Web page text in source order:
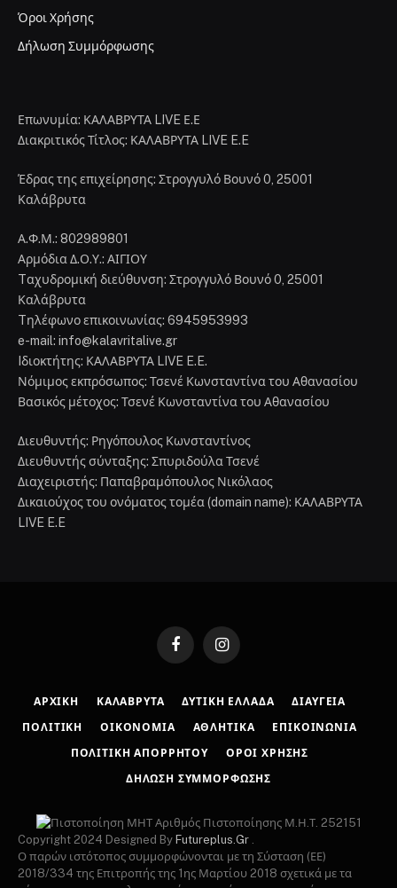
Όροι Χρήσης
Δήλωση Συμμόρφωσης
Επωνυμία: ΚΑΛΑΒΡΥΤΑ LIVE Ε.Ε
Διακριτικός Τίτλος: ΚΑΛΑΒΡΥΤΑ LIVE E.E
Έδρας της επιχείρησης: Στρογγυλό Βουνό 0, 25001
Καλάβρυτα
Α.Φ.Μ.: 802989801
Αρμόδια Δ.Ο.Υ.: ΑΙΓΙΟΥ
Tαχυδρομική διεύθυνση: Στρογγυλό Βουνό 0, 25001
Καλάβρυτα
Tηλέφωνο επικοινωνίας: 6945953993
e-mail: info@kalavritalive.gr
Iδιοκτήτης: ΚΑΛΑΒΡΥΤΑ LIVE E.E.
Νόμιμος εκπρόσωπος: Τσενέ Κωνσταντίνα του Αθανασίου
Βασικός μέτοχος: Τσενέ Κωνσταντίνα του Αθανασίου
Διευθυντής: Ρηγόπουλος Κωνσταντίνος
Διευθυντής σύνταξης: Σπυριδούλα Τσενέ
Διαχειριστής: Παπαβραμόπουλος Νικόλαος
Δικαιούχος του ονόματος τομέα (domain name): ΚΑΛΑΒΡΥΤΑ
LIVE E.E
FacebookInstagram
ΑΡΧΙΚΉ ΚΑΛΆΒΡΥΤΑ ΔΥΤΙΚΉ ΕΛΛΆΔΑ ΔΙΑΎΓΕΙΑ
ΠΟΛΙΤΙΚΉ ΟΙΚΟΝΟΜΊΑ ΑΘΛΗΤΙΚΆ ΕΠΙΚΟΙΝΩΝΊΑ
ΠΟΛΙΤΙΚΉ ΑΠΟΡΡΉΤΟΥ ΌΡΟΙ ΧΡΉΣΗΣ
ΔΉΛΩΣΗ ΣΥΜΜΌΡΦΩΣΗΣ
Αριθμός Πιστοποίησης Μ.Η.Τ. 252151
Copyright 2024 Designed By Futureplus.Gr .
Ο παρών ιστότοπος συμμορφώνονται με τη Σύσταση (ΕΕ)
2018/334 της Επιτροπής της 1ης Μαρτίου 2018 σχετικά με τα